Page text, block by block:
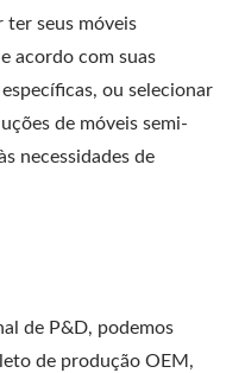
seus móveis
acordo com suas
ou selecionar
de móveis semi-
necessidades de
de P&D, podemos
de produção OEM,